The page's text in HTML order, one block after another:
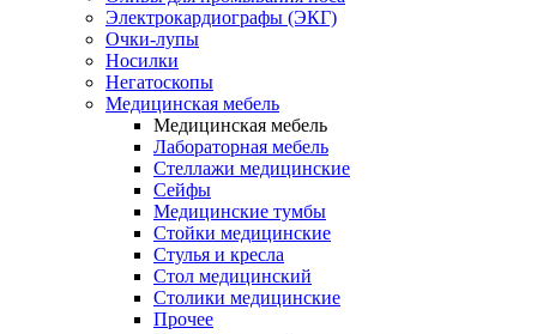
Электрокардиографы (ЭКГ)
Очки-лупы
Носилки
Негатоскопы
Медицинская мебель
Медицинская мебель
Лабораторная мебель
Стеллажи медицинские
Сейфы
Медицинские тумбы
Стойки медицинские
Cтулья и кресла
Стол медицинский
Столики медицинские
Прочее